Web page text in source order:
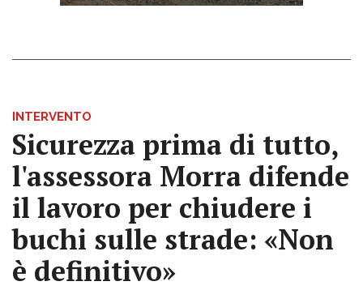
INTERVENTO
Sicurezza prima di tutto,
l'assessora Morra difende
il lavoro per chiudere i
buchi sulle strade: «Non
è definitivo»